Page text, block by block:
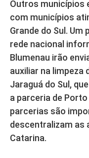
Outros municípios
com municípios
Grande do Sul.
rede nacional
Blumenau irão
auxiliar na limpeza
Jaraguá do Sul,
a parceria de
parcerias são
descentralizam as
Catarina.